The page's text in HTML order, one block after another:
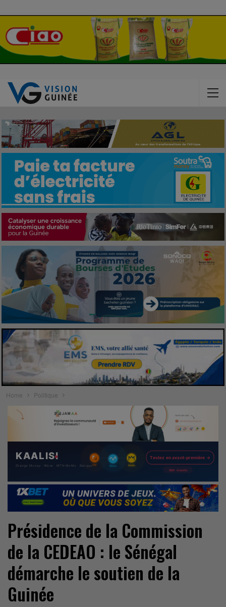
Home Politique
Présidence de la Commission
de la CEDEAO : le Sénégal
démarche le soutien de la
Guinée